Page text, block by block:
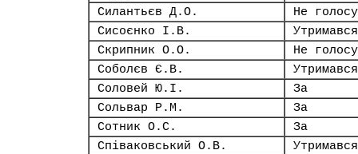
Силантьєв Д.О.
Не
Сисоєнко І.В.
Утримався
Скрипник О.О.
Не
Соболєв Є.В.
Утримався
Соловей Ю.І.
За
Сольвар Р.М.
За
Сотник О.С.
За
Співаковський О.В.
Утримався